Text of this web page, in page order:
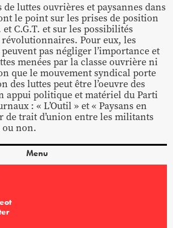
de luttes ouvrières et paysannes dans
le point sur les prises de position
et C.G.T. et sur les possibilités
Pour eux, les
pas négliger l’importance et
menées par la classe ouvrière ni
que le mouvement syndical porte
des luttes peut être l’oeuvre des
appui politique et matériel du Parti
: « L’Outil » et « Paysans en
trait d’union entre les militants
ou non.
Menu